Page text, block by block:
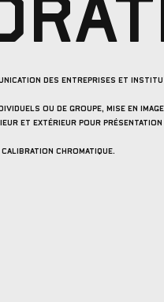
DES ENTREPRISES ET
OU DE GROUPE, mise en
ET EXTÉRIEUR POUR PRÉSENTATION
calibration chromatique.